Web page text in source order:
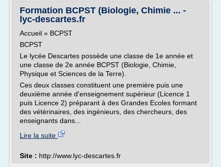
Formation BCPST (Biologie, Chimie ... -
lyc-descartes.fr
Accueil » BCPST
BCPST
Le lycée Descartes possède une classe de 1e année et
une classe de 2e année BCPST (Biologie, Chimie,
Physique et Sciences de la Terre).
Ces deux classes constituent une première puis une
deuxième année d'enseignement supérieur (Licence 1
puis Licence 2) préparant à des Grandes Ecoles formant
des vétérinaires, des ingénieurs, des chercheurs, des
enseignants dans...
Lire la suite
Site : http://www.lyc-descartes.fr